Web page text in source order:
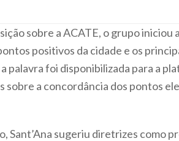
sobre a ACATE, o grupo
positivos da cidade e os
palavra foi disponibilizada para a
sobre a concordância dos pontos
Sant’Ana sugeriu diretrizes como